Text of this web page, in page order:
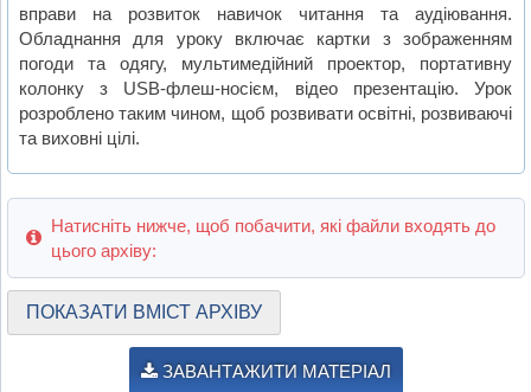
вправи на розвиток навичок читання та аудіювання.
Обладнання для уроку включає картки з зображенням
погоди та одягу, мультимедійний проектор, портативну
колонку з USB-флеш-носієм, відео презентацію. Урок
розроблено таким чином, щоб розвивати освітні, розвиваючі
та виховні цілі.
Натисніть нижче, щоб побачити, які файли входять до
цього архіву:
ПОКАЗАТИ ВМІСТ АРХІВУ
ЗАВАНТАЖИТИ МАТЕРІАЛ